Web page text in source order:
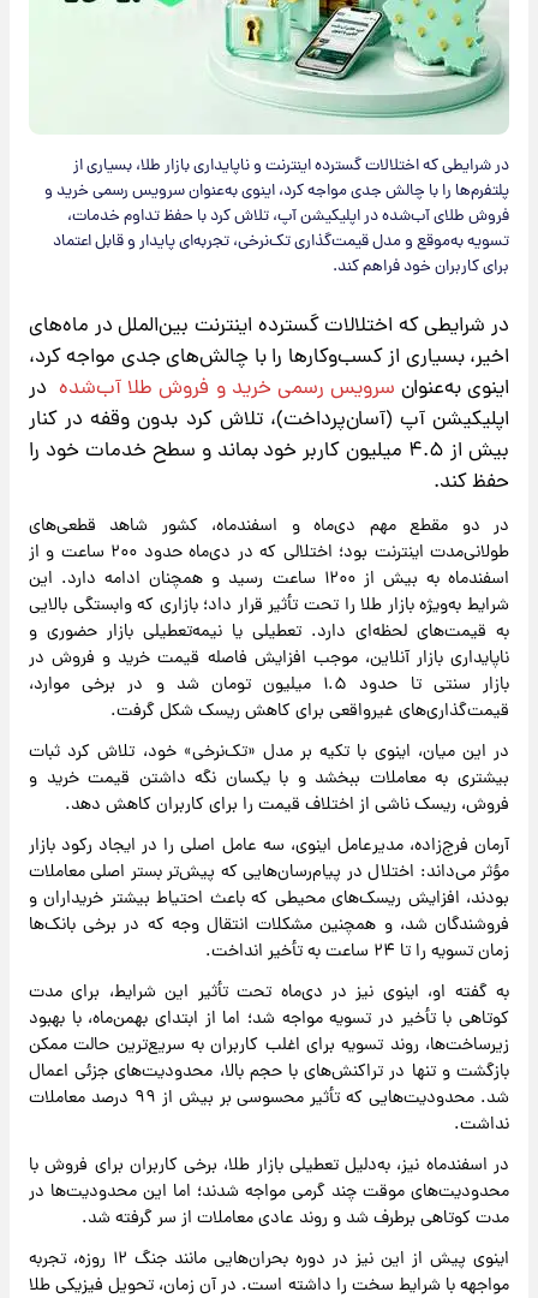
در شرایطی که اختلالات گسترده اینترنت و ناپایداری بازار طلا، بسیاری از
پلتفرم‌ها را با چالش جدی مواجه کرد، اینوی به‌عنوان سرویس رسمی خرید و
فروش طلای آب‌شده در اپلیکیشن آپ، تلاش کرد با حفظ تداوم خدمات،
تسویه به‌موقع و مدل قیمت‌گذاری تک‌نرخی، تجربه‌ای پایدار و قابل اعتماد
برای کاربران خود فراهم کند.
در شرایطی که اختلالات گسترده اینترنت بین‌الملل در ماه‌های
اخیر، بسیاری از کسب‌وکارها را با چالش‌های جدی مواجه کرد،
اینوی به‌عنوان سرویس رسمی خرید و فروش طلا آب‌شده در
اپلیکیشن آپ (آسان‌پرداخت)، تلاش کرد بدون وقفه در کنار
بیش از ۴.۵ میلیون کاربر خود بماند و سطح خدمات خود را
حفظ کند.
در دو مقطع مهم دی‌ماه و اسفندماه، کشور شاهد قطعی‌های
طولانی‌مدت اینترنت بود؛ اختلالی که در دی‌ماه حدود ۲۰۰ ساعت و از
اسفندماه به بیش از ۱۲۰۰ ساعت رسید و همچنان ادامه دارد. این
شرایط به‌ویژه بازار طلا را تحت تأثیر قرار داد؛ بازاری که وابستگی بالایی
به قیمت‌های لحظه‌ای دارد. تعطیلی یا نیمه‌تعطیلی بازار حضوری و
ناپایداری بازار آنلاین، موجب افزایش فاصله قیمت خرید و فروش در
بازار سنتی تا حدود ۱.۵ میلیون تومان شد و در برخی موارد،
قیمت‌گذاری‌های غیرواقعی برای کاهش ریسک شکل گرفت.
در این میان، اینوی با تکیه بر مدل «تک‌نرخی» خود، تلاش کرد ثبات
بیشتری به معاملات ببخشد و با یکسان نگه داشتن قیمت خرید و
فروش، ریسک ناشی از اختلاف قیمت را برای کاربران کاهش دهد.
آرمان فرج‌زاده، مدیرعامل اینوی، سه عامل اصلی را در ایجاد رکود بازار
مؤثر می‌داند: اختلال در پیام‌رسان‌هایی که پیش‌تر بستر اصلی معاملات
بودند، افزایش ریسک‌های محیطی که باعث احتیاط بیشتر خریداران و
فروشندگان شد، و همچنین مشکلات انتقال وجه که در برخی بانک‌ها
زمان تسویه را تا ۲۴ ساعت به تأخیر انداخت.
به گفته او، اینوی نیز در دی‌ماه تحت تأثیر این شرایط، برای مدت
کوتاهی با تأخیر در تسویه مواجه شد؛ اما از ابتدای بهمن‌ماه، با بهبود
زیرساخت‌ها، روند تسویه برای اغلب کاربران به سریع‌ترین حالت ممکن
بازگشت و تنها در تراکنش‌های با حجم بالا، محدودیت‌های جزئی اعمال
شد. محدودیت‌هایی که تأثیر محسوسی بر بیش از ۹۹ درصد معاملات
نداشت.
در اسفندماه نیز، به‌دلیل تعطیلی بازار طلا، برخی کاربران برای فروش با
محدودیت‌های موقت چند گرمی مواجه شدند؛ اما این محدودیت‌ها در
مدت کوتاهی برطرف شد و روند عادی معاملات از سر گرفته شد.
اینوی پیش از این نیز در دوره بحران‌هایی مانند جنگ ۱۲ روزه، تجربه
مواجهه با شرایط سخت را داشته است. در آن زمان، تحویل فیزیکی طلا